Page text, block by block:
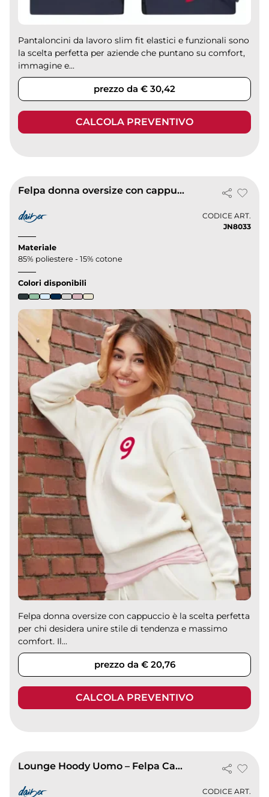
Pantaloncini da lavoro slim fit elastici e funzionali sono
la scelta perfetta per aziende che puntano su comfort,
immagine e...
prezzo da € 30,42
CALCOLA PREVENTIVO
Felpa donna oversize con cappuccio doppio strato
CODICE ART.
JN8033
Materiale
85% poliestere - 15% cotone
Colori disponibili
Felpa donna oversize con cappuccio è la scelta perfetta
per chi desidera unire stile di tendenza e massimo
comfort. Il...
prezzo da € 20,76
CALCOLA PREVENTIVO
Lounge Hoody Uomo – Felpa Cappuccio Comfort Sport
CODICE ART.